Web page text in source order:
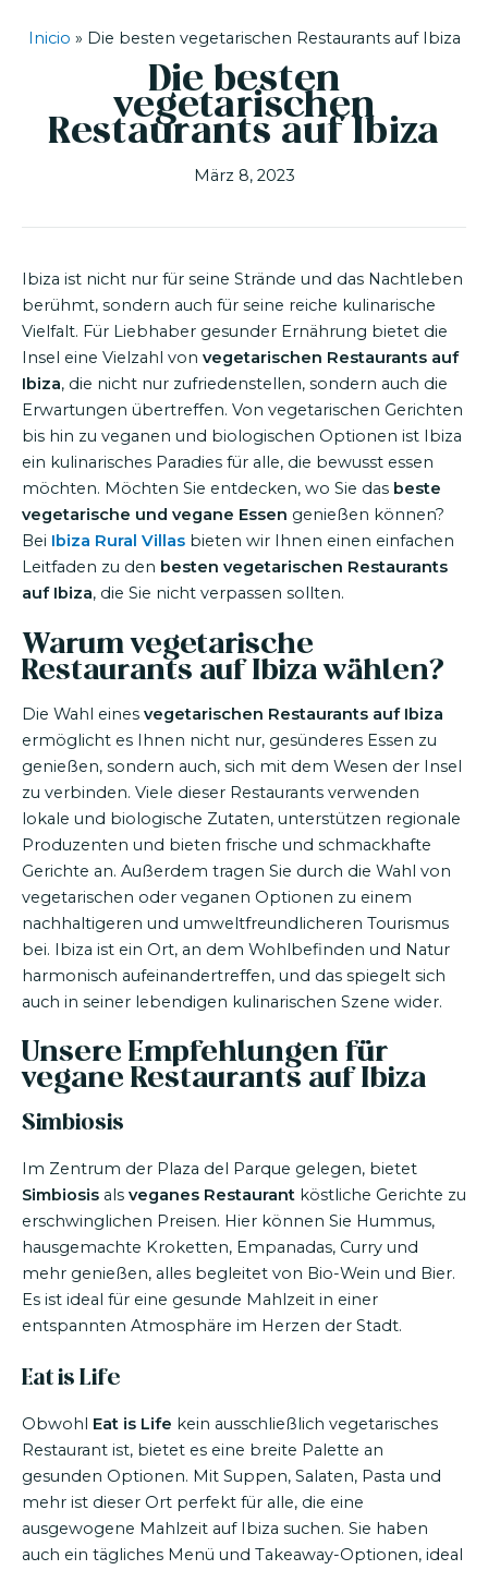
Inicio » Die besten vegetarischen Restaurants auf Ibiza
Die besten
vegetarischen
Restaurants auf Ibiza
März 8, 2023
Ibiza ist nicht nur für seine Strände und das Nachtleben
berühmt, sondern auch für seine reiche kulinarische
Vielfalt. Für Liebhaber gesunder Ernährung bietet die
Insel eine Vielzahl von vegetarischen Restaurants auf
Ibiza, die nicht nur zufriedenstellen, sondern auch die
Erwartungen übertreffen. Von vegetarischen Gerichten
bis hin zu veganen und biologischen Optionen ist Ibiza
ein kulinarisches Paradies für alle, die bewusst essen
möchten. Möchten Sie entdecken, wo Sie das beste
vegetarische und vegane Essen genießen können?
Bei Ibiza Rural Villas bieten wir Ihnen einen einfachen
Leitfaden zu den besten vegetarischen Restaurants
auf Ibiza, die Sie nicht verpassen sollten.
Warum vegetarische
Restaurants auf Ibiza wählen?
Die Wahl eines vegetarischen Restaurants auf Ibiza
ermöglicht es Ihnen nicht nur, gesünderes Essen zu
genießen, sondern auch, sich mit dem Wesen der Insel
zu verbinden. Viele dieser Restaurants verwenden
lokale und biologische Zutaten, unterstützen regionale
Produzenten und bieten frische und schmackhafte
Gerichte an. Außerdem tragen Sie durch die Wahl von
vegetarischen oder veganen Optionen zu einem
nachhaltigeren und umweltfreundlicheren Tourismus
bei. Ibiza ist ein Ort, an dem Wohlbefinden und Natur
harmonisch aufeinandertreffen, und das spiegelt sich
auch in seiner lebendigen kulinarischen Szene wider.
Unsere Empfehlungen für
vegane Restaurants auf Ibiza
Simbiosis
Im Zentrum der Plaza del Parque gelegen, bietet
Simbiosis als veganes Restaurant köstliche Gerichte zu
erschwinglichen Preisen. Hier können Sie Hummus,
hausgemachte Kroketten, Empanadas, Curry und
mehr genießen, alles begleitet von Bio-Wein und Bier.
Es ist ideal für eine gesunde Mahlzeit in einer
entspannten Atmosphäre im Herzen der Stadt.
Eat is Life
Obwohl Eat is Life kein ausschließlich vegetarisches
Restaurant ist, bietet es eine breite Palette an
gesunden Optionen. Mit Suppen, Salaten, Pasta und
mehr ist dieser Ort perfekt für alle, die eine
ausgewogene Mahlzeit auf Ibiza suchen. Sie haben
auch ein tägliches Menü und Takeaway-Optionen, ideal